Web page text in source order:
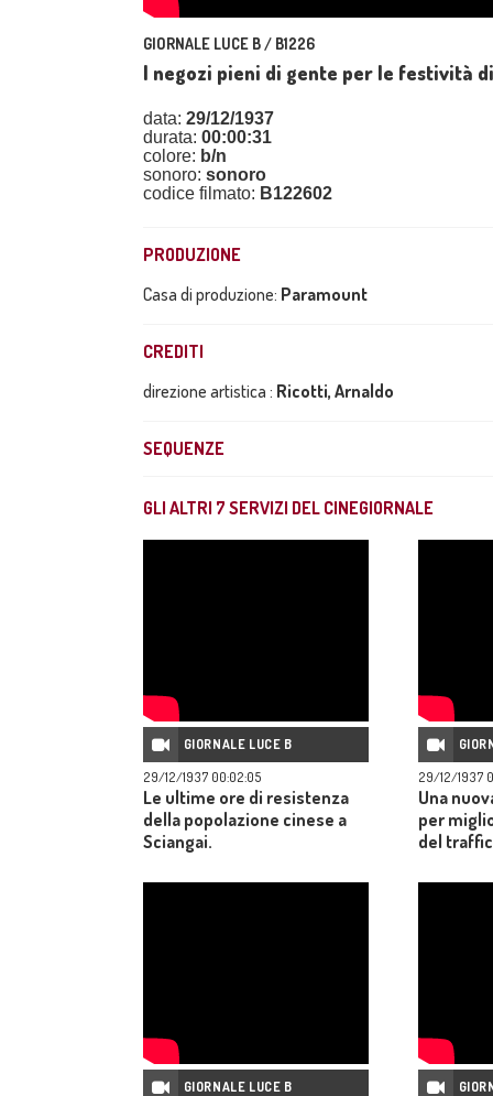
GIORNALE LUCE B / B1226
I negozi pieni di gente per le festività
data: 29/12/1937
durata: 00:00:31
colore: b/n
sonoro: sonoro
codice filmato: B122602
PRODUZIONE
Casa di produzione: Paramount
CREDITI
direzione artistica : Ricotti, Arnaldo
SEQUENZE
GLI ALTRI 7 SERVIZI DEL CINEGIORNALE
GIORNALE LUCE B
29/12/1937 00:02:05
Le ultime ore di resistenza
della popolazione cinese a
Sciangai.
29/12/1937
Una
per
del
GIORNALE LUCE B